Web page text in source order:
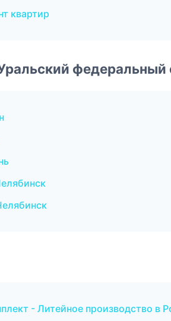
квартир
федеральный
- Литейное производство в